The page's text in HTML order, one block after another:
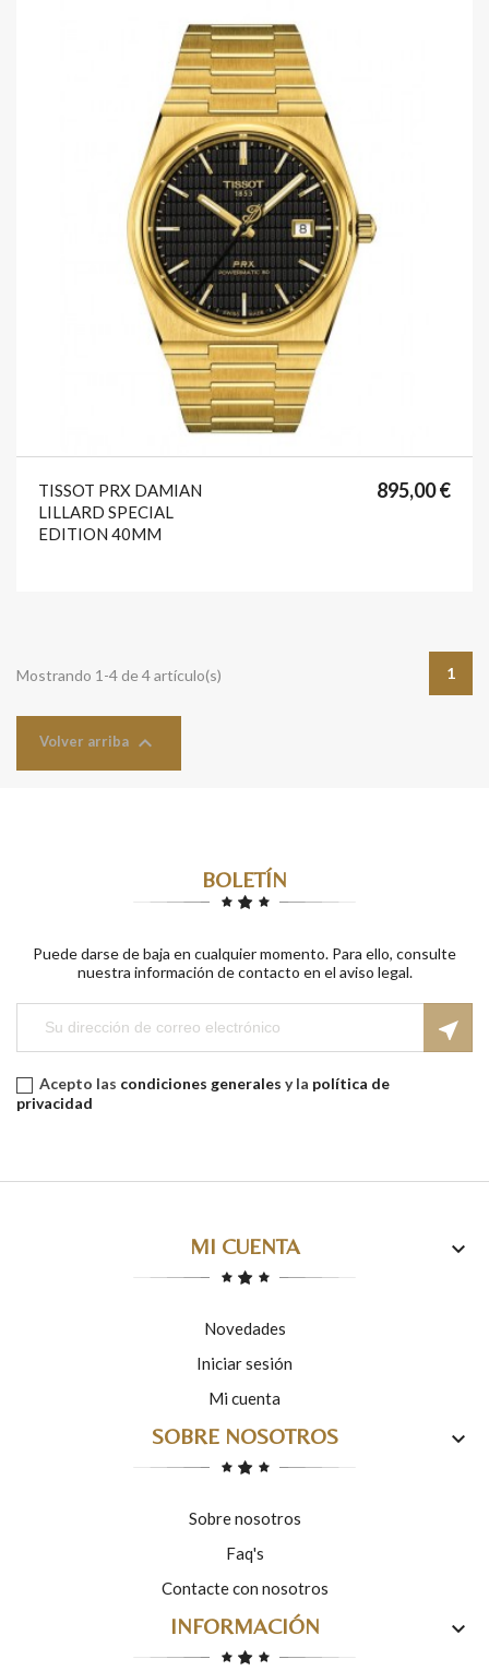
TISSOT PRX DAMIAN
LILLARD SPECIAL
EDITION 40MM
895,00 €
Mostrando 1-4 de 4 artículo(s) 1
Volver arriba 
BOLETÍN
Puede darse de baja en cualquier momento. Para ello, consulte
nuestra información de contacto en el aviso legal.
near_me
Acepto las condiciones generales y la política de
privacidad
MI CUENTA 
Novedades
Iniciar sesión
Mi cuenta
SOBRE NOSOTROS 
Sobre nosotros
Faq's
Contacte con nosotros
INFORMACIÓN 